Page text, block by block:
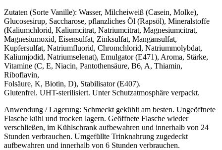
Zutaten (Sorte Vanille): Wasser, Milcheiweiß (Casein, Molke),
Glucosesirup, Saccharose, pflanzliches Öl (Rapsöl), Mineralstoffe
(Kaliumchlorid, Kaliumcitrat, Natriumcitrat, Magnesiumcitrat,
Magnesiumoxid, Eisensulfat, Zinksulfat, Mangansulfat,
Kupfersulfat, Natriumfluorid, Chromchlorid, Natriummolybdat,
Kaliumjodid, Natriumselenat), Emulgator (E471), Aroma, Stärke,
Vitamine (C, E, Niacin, Pantothensäure, B6, A, Thiamin,
Riboflavin,
Folsäure, K, Biotin, D), Stabilisator (E407).
Glutenfrei. UHT-sterilisiert. Unter Schutzatmosphäre verpackt.
Anwendung / Lagerung: Schmeckt gekühlt am besten. Ungeöffnete
Flasche kühl und trocken lagern. Geöffnete Flasche wieder
verschließen, im Kühlschrank aufbewahren und innerhalb von 24
Stunden verbrauchen. Umgefüllte Trinknahrung zugedeckt
aufbewahren und innerhalb von 6 Stunden verbrauchen.